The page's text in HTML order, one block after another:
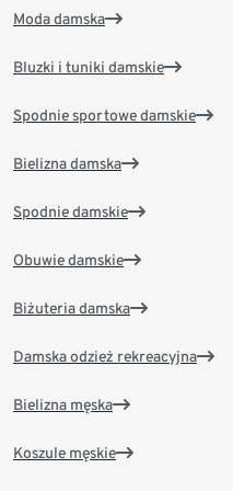
Moda damska
Bluzki i tuniki damskie
Spodnie sportowe damskie
Bielizna damska
Spodnie damskie
Obuwie damskie
Biżuteria damska
Damska odzież rekreacyjna
Bielizna męska
Koszule męskie